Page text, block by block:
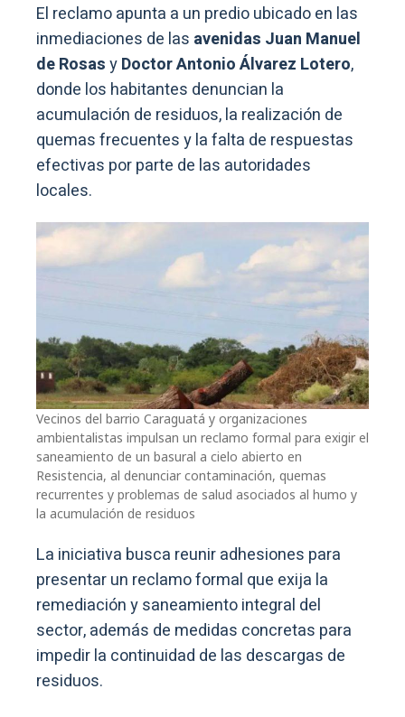
El reclamo apunta a un predio ubicado en las
inmediaciones de las avenidas Juan Manuel
de RosasyDoctor Antonio Álvarez Lotero,
donde los habitantes denuncian la
acumulación de residuos, la realización de
quemas frecuentes y la falta de respuestas
efectivas por parte de las autoridades
locales.
Vecinos del barrio Caraguatá y organizaciones
ambientalistas impulsan un reclamo formal para exigir el
saneamiento de un basural a cielo abierto en
Resistencia, al denunciar contaminación, quemas
recurrentes y problemas de salud asociados al humo y
la acumulación de residuos
La iniciativa busca reunir adhesiones para
presentar un reclamo formal que exija la
remediación y saneamiento integral del
sector, además de medidas concretas para
impedir la continuidad de las descargas de
residuos.